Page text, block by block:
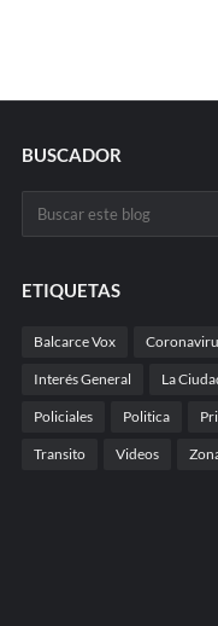
BUSCADOR
ETIQUETAS
Balcarce Vox
Interés General La
Policiales Politica
Transito Videos